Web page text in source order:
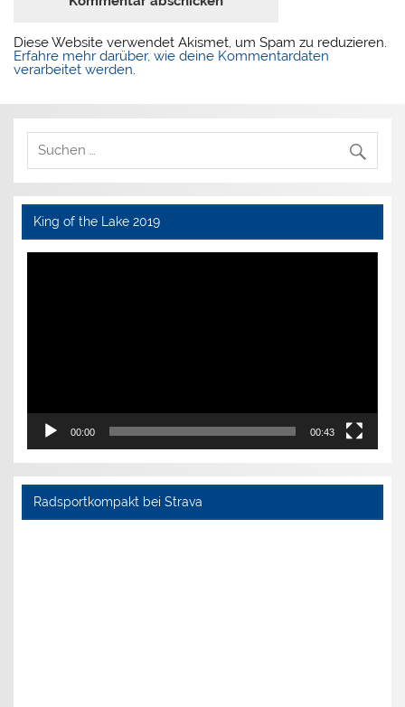
Diese Website verwendet Akismet, um Spam zu reduzieren.
Erfahre mehr darüber, wie deine Kommentardaten
verarbeitet werden.
King of the Lake 2019
Video-
00:00 00:43
Radsportkompakt bei Strava